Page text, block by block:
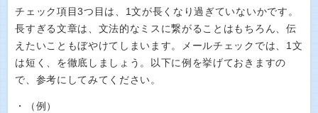
チェック項目3つ目は、1文が長くなり過ぎていないかです。
長すぎる文章は、文法的なミスに繋がることはもちろん、伝
えたいこともぼやけてしまいます。メールチェックでは、1文
は短く、を徹底しましょう。以下に例を挙げておきますの
で、参考にしてみてください。
・（例）